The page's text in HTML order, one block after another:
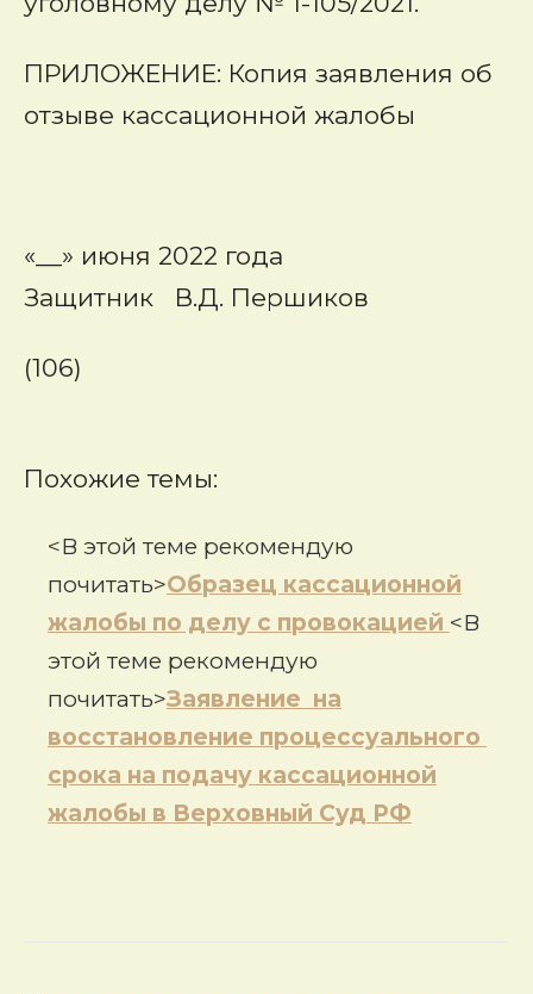
ПРИЛОЖЕНИЕ: Копия заявления об
отзыве кассационной жалобы
«__» июня 2022 года
Защитник В.Д. Першиков
(106)
Похожие темы:
<В этой теме рекомендую
почитать>Образец кассационной
жалобы по делу с провокацией <В
этой теме рекомендую
почитать>Заявление на
восстановление процессуального
срока на подачу кассационной
жалобы в Верховный Суд РФ